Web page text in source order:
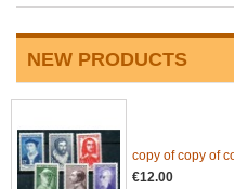
NEW PRODUCTS
copy of copy of
€12.00